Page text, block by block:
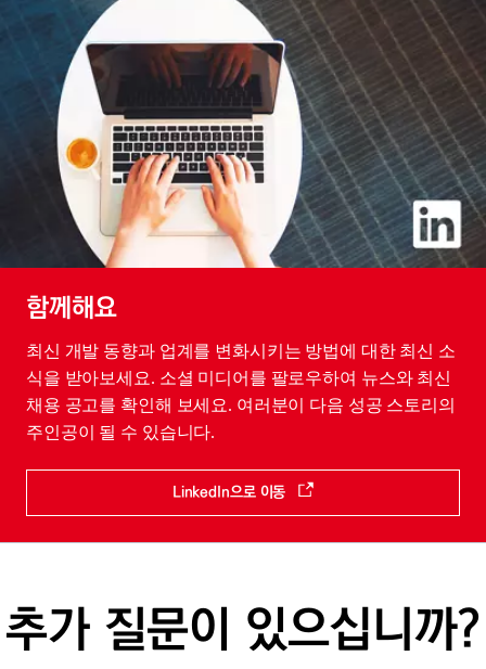
함께해요
최신 개발 동향과 업계를 변화시키는 방법에 대한 최신 소
식을 받아보세요. 소셜 미디어를 팔로우하여 뉴스와 최신
채용 공고를 확인해 보세요. 여러분이 다음 성공 스토리의
주인공이 될 수 있습니다.
LinkedIn으로 이동
추가 질문이 있으십니까?